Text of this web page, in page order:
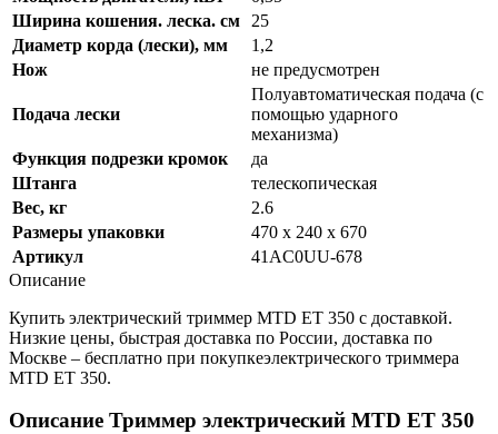
Ширина кошения. леска. см
25
Диаметр корда (лески), мм
1,2
Нож
не предусмотрен
Подача лески
Полуавтоматическая подача (с
помощью ударного
механизма)
Функция подрезки кромок
да
Штанга
телескопическая
Вес, кг
2.6
Размеры упаковки
470 x 240 x 670
Артикул
41AC0UU-678
Описание
Купить электрический триммер MTD ET 350 c доставкой.
Низкие цены, быстрая доставка по России, доставка по
Москве – бесплатно при покупкеэлектрического триммера
MTD ET 350.
Описание Триммер электрический MTD ET 350